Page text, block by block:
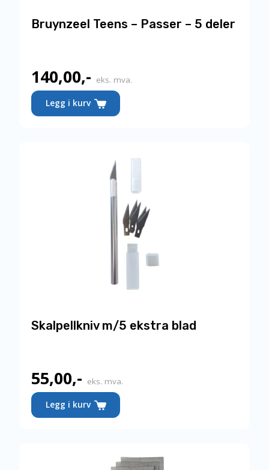
Bruynzeel Teens – Passer – 5 deler
140,00,- eks. mva.
Legg i kurv
Skalpellkniv m/5 ekstra blad
55,00,- eks. mva.
Legg i kurv